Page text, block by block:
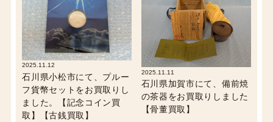
2025.11.12
石川県小松市にて、プルー
フ貨幣セットをお買取りし
ました。【記念コイン買
取】【古銭買取】
2025.11.11
石川県加賀市にて、備前焼
の茶器をお買取りしました
【骨董買取】